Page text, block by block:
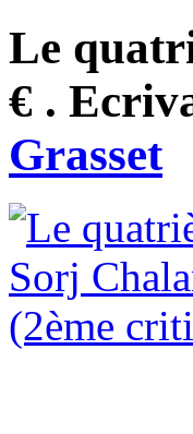
Le
€ .
Grasset